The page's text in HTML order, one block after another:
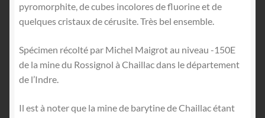
pyromorphite, de cubes incolores de fluorine et de
quelques cristaux de cérusite. Très bel ensemble.
Spécimen récolté par Michel Maigrot au niveau -150E
de la mine du Rossignol à Chaillac dans le département
de l’Indre.
Il est à noter que la mine de barytine de Chaillac étant